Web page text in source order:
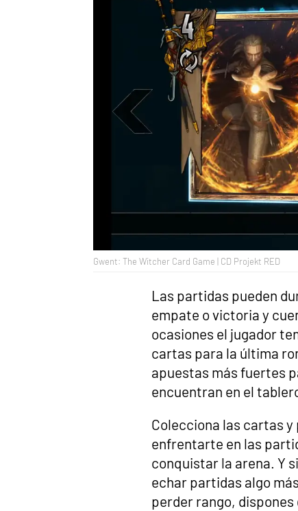
Gwent: The Witcher Card Game | CD Projekt RED
Las partidas pueden
empate o victoria y
ocasiones el jugador
cartas para la última
apuestas más fuertes
encuentran en el
Colecciona las cartas y
enfrentarte en las
conquistar la arena. Y
echar partidas algo
perder rango,